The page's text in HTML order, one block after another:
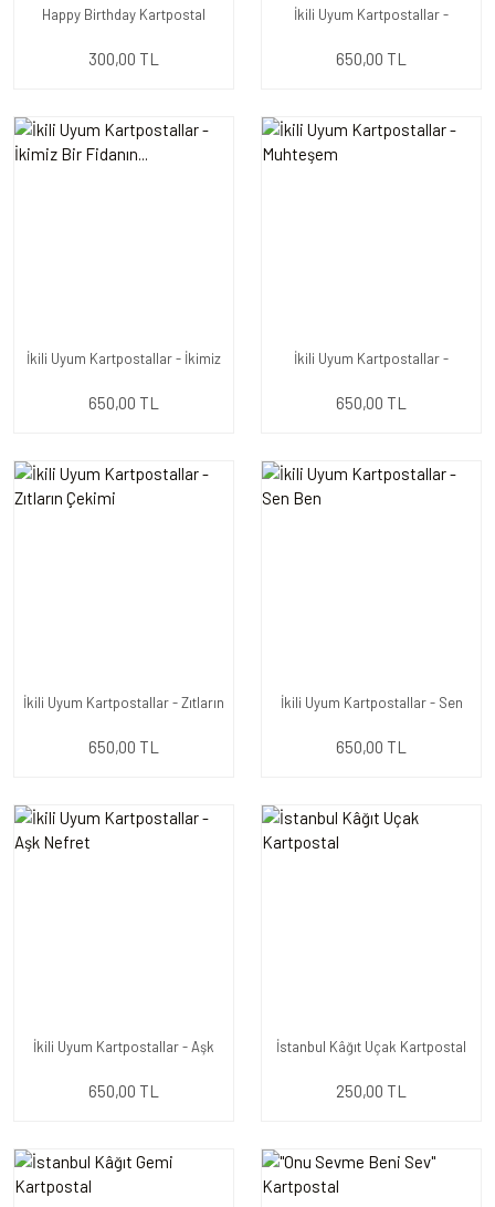
Happy Birthday Kartpostal
300,00 TL
İkili Uyum Kartpostallar -
650,00 TL
İkili Uyum Kartpostallar - İkimiz
650,00 TL
İkili Uyum Kartpostallar -
650,00 TL
İkili Uyum Kartpostallar - Zıtların
650,00 TL
İkili Uyum Kartpostallar - Sen
650,00 TL
İkili Uyum Kartpostallar - Aşk
650,00 TL
İstanbul Kâğıt Uçak Kartpostal
250,00 TL